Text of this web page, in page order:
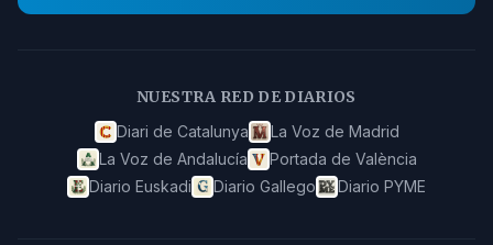
NUESTRA RED DE DIARIOS
Diari de Catalunya
La Voz de Madrid
La Voz de Andalucía
Portada de València
Diario Euskadi
Diario Gallego Diario PYME